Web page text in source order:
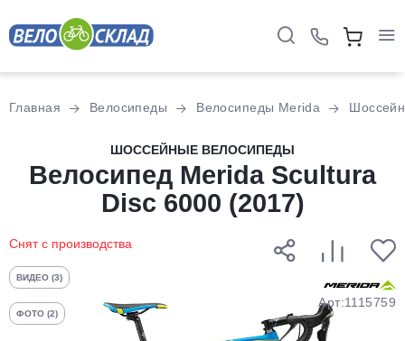
Главная Велосипеды Велосипеды Merida
ШОССЕЙНЫЕ ВЕЛОСИПЕДЫ
Велосипед Merida Scultura
Disc 6000 (2017)
Снят с производства
ВИДЕО (3)
ФОТО (2)
Арт:1115759
Разбейте
оплатуна части
без переплат
График платежей